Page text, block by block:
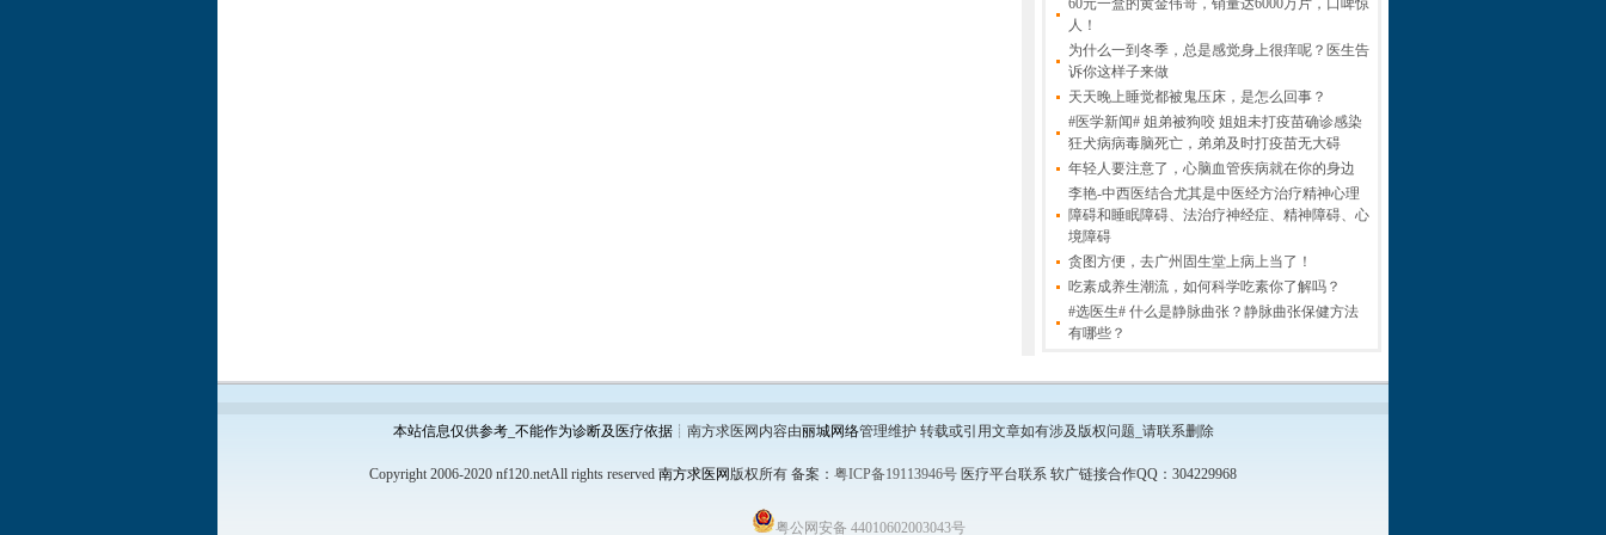
60元一盒的黄金伟哥，销量达6000万片，口啤惊
人！
为什么一到冬季，总是感觉身上很痒呢？医生告
诉你这样子来做
天天晚上睡觉都被鬼压床，是怎么回事？
#医学新闻# 姐弟被狗咬 姐姐未打疫苗确诊感染
狂犬病病毒脑死亡，弟弟及时打疫苗无大碍
年轻人要注意了，心脑血管疾病就在你的身边
李艳-中西医结合尤其是中医经方治疗精神心理
障碍和睡眠障碍、法治疗神经症、精神障碍、心
境障碍
贪图方便，去广州固生堂上病上当了！
吃素成养生潮流，如何科学吃素你了解吗？
#选医生# 什么是静脉曲张？静脉曲张保健方法
有哪些？
本站信息仅供参考_不能作为诊断及医疗依据┊南方求医网内容由丽城网络管理维护 转载或引用文章如有涉及版权问题_请联系删除
Copyright 2006-2020 nf120.netAll rights reserved 南方求医网 版权所有 备案： 粤ICP备19113946号 医疗平台联系 软广链接合作QQ：304229968
粤公网安备 44010602003043号